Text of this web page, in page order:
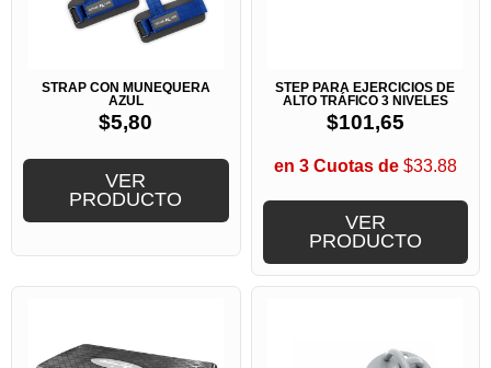
STRAP CON MUÑEQUERA
AZUL
$5,80
VER
PRODUCTO
STEP PARA EJERCICIOS DE
ALTO TRÁFICO 3 NIVELES
$101,65
en 3 Cuotas de$33.88
VER
PRODUCTO